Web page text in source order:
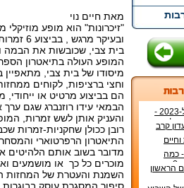
הצגות מומלצות ל-2023 -
קרב
וחיים
- כמה
הראשון
מאת חיים נוי
"זיכרונות" הוא מופע
ובעיקר
בית צבי, שכובשות את הבמה
המופע העולה בתיאטרון
מיסודו של בית צבי,
וחצי ברציפות, לקוחים
הם בביצוע מרטיט או
הבמאי עידו רוזנברג שגם
והעניק אותן לשש זמרות,
רובן ככולן שחקניות-זמרות
התיאטרון הרפרטוארי
מדובר בשוב אותם הלהיטים
מוכרים כל כך או מושמעים
השמנת והעטרת של המחזות